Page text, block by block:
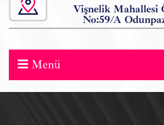
Vişnelik Mahallesi
No:59/A
Menü